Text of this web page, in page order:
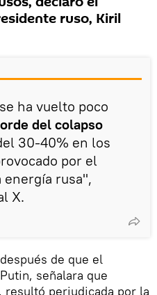
ruso, Kiril
ha vuelto poco
del colapso
30-40% en los
por el
rusa",
X.
de que el
señalara que
resultó perjudicada por la